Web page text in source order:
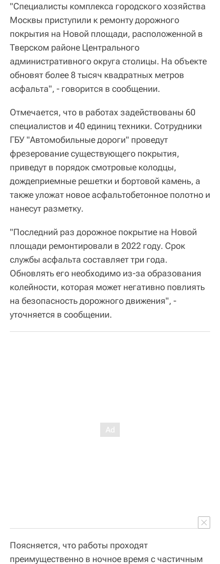
"Специалисты комплекса городского хозяйства
Москвы приступили к ремонту дорожного
покрытия на Новой площади, расположенной в
Тверском районе Центрального
административного округа столицы. На объекте
обновят более 8 тысяч квадратных метров
асфальта", - говорится в сообщении.
Отмечается, что в работах задействованы 60
специалистов и 40 единиц техники. Сотрудники
ГБУ "Автомобильные дороги" проведут
фрезерование существующего покрытия,
приведут в порядок смотровые колодцы,
дождеприемные решетки и бортовой камень, а
также уложат новое асфальтобетонное полотно и
нанесут разметку.
"Последний раз дорожное покрытие на Новой
площади ремонтировали в 2022 году. Срок
службы асфальта составляет три года.
Обновлять его необходимо из-за образования
колейности, которая может негативно повлиять
на безопасность дорожного движения", -
уточняется в сообщении.
Поясняется, что работы проходят
преимущественно в ночное время с частичным